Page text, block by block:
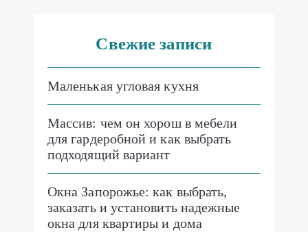
Свежие записи
Маленькая угловая кухня
Массив: чем он хорош в мебели
для гардеробной и как выбрать
подходящий вариант
Окна Запорожье: как выбрать,
заказать и установить надежные
окна для квартиры и дома